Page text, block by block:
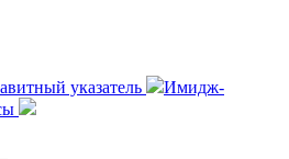
указатель
Имидж-